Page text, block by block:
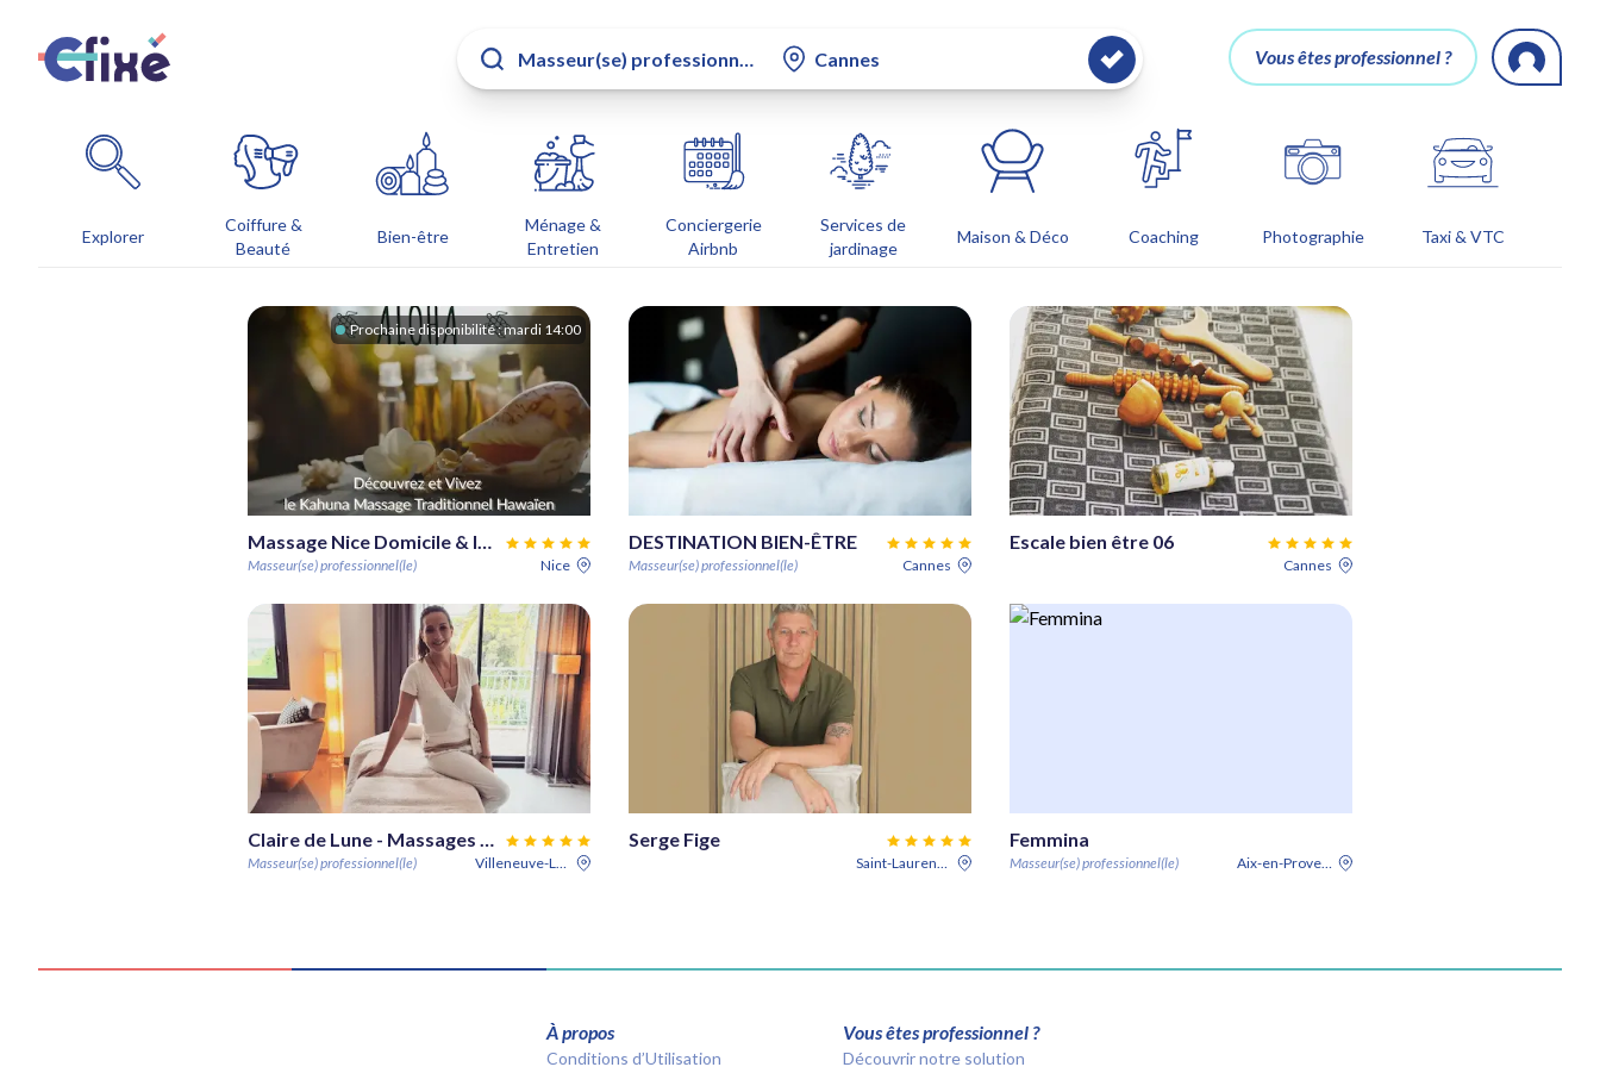
Vous êtes professionnel ?
Explorer
Coiffure &
Beauté
Bien-être
Ménage &
Entretien
Conciergerie
Airbnb
Services de
jardinage
Maison & Déco Coaching Photographie Taxi & VTC
Prochaine disponibilité :mardi 14:00
Massage Nice Domicile & Institut
Masseur(se) professionnel(le) Nice
DESTINATION BIEN-ÊTRE
Masseur(se) professionnel(le) Cannes
Escale bien être 06
Cannes
Claire de Lune - Massages 🌙
Masseur(se) professionnel(le) Villeneuve-Loubet
Serge Fige
Saint-Laurent-du-Var
Femmina
Masseur(se) professionnel(le) Aix-en-Provence
À propos
Conditions d’Utilisation
Vous êtes professionnel ?
Découvrir notre solution